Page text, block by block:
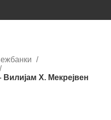
Вилијам Х. Мекрејвен